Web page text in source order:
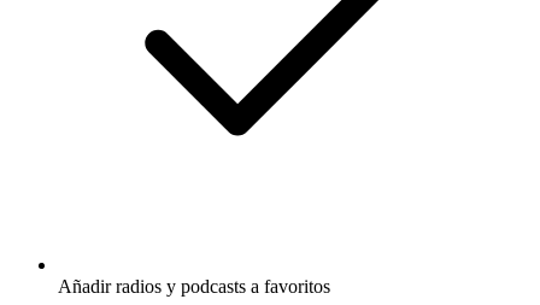
Añadir radios y podcasts a favoritos